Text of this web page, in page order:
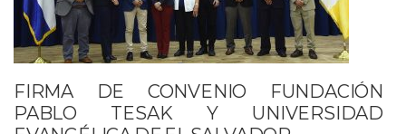
FIRMA DE CONVENIO FUNDACIÓN
PABLO TESAK Y UNIVERSIDAD